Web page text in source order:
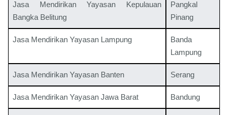
Jasa Mendirikan Yayasan Kepulauan
Bangka Belitung
Pangkal
Pinang
Jasa Mendirikan Yayasan Lampung
Banda
Lampung
Jasa Mendirikan Yayasan Banten Serang
Jasa Mendirikan Yayasan Jawa Barat Bandung